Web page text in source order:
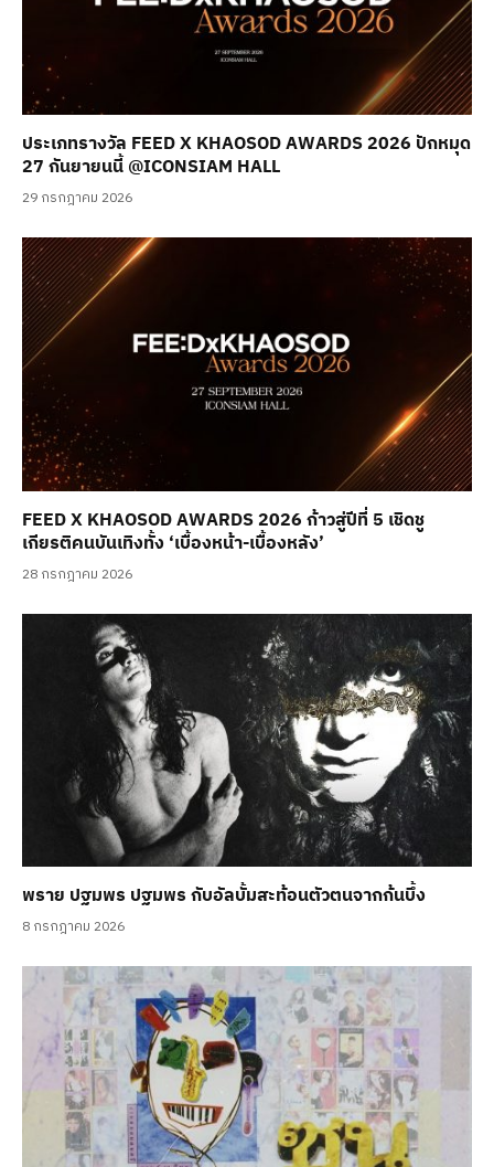
ประเภทรางวัล FEED X KHAOSOD AWARDS 2026 ปักหมุด
27 กันยายนนี้ @ICONSIAM HALL
29 กรกฎาคม 2026
FEED X KHAOSOD AWARDS 2026 ก้าวสู่ปีที่ 5 เชิดชู
เกียรติคนบันเทิงทั้ง ‘เบื้องหน้า-เบื้องหลัง’
28 กรกฎาคม 2026
พราย ปฐมพร ปฐมพร กับอัลบั้มสะท้อนตัวตนจากก้นบึ้ง
8 กรกฎาคม 2026